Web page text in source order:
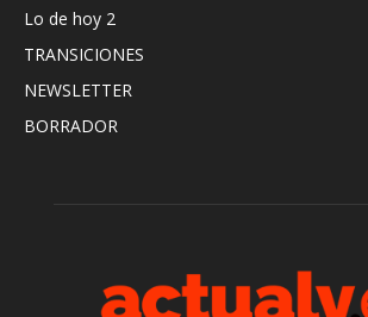
Lo de hoy 2
TRANSICIONES
NEWSLETTER
BORRADOR